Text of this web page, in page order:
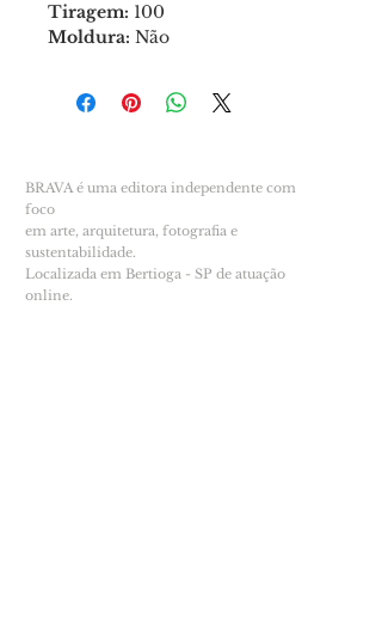
Tiragem: 100
Moldura: Não
BRAVA é uma editora independente com
foco
em arte, arquitetura, fotografia e
sustentabilidade.
Localizada em Bertioga - SP de atuação
online.